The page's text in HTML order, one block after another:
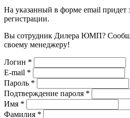
На указанный в форме email придет
регистрации.
Вы сотрудник Дилера ЮМП?
своему менеджеру!
Логин *
E-mail *
Пароль *
Подтверждение пароля *
Имя *
Фамилия *